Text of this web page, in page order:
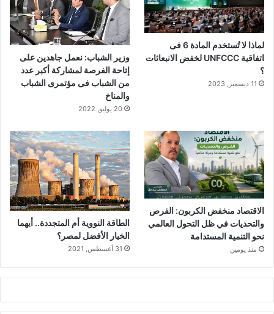
لماذا لا تُستخدم المادة 6 فى
اتفاقية UNFCCC لخفض الانبعاثات
؟
11 ديسمبر, 2023
وزير الشباب: نعمل جاهدين على
إتاحة الفرصة لمشاركة أكبر عدد
من الشباب فى مؤتمرى الشباب
والمناخ
20 يوليو, 2022
الاقتصاد منخفض الكربون: الفرص
والتحديات في ظل التحول العالمي
نحو التنمية المستدامة
منذ يومين
الطاقة النووية أم المتجددة.. أيهما
الخيار الأفضل لمصر؟
31 أغسطس, 2021